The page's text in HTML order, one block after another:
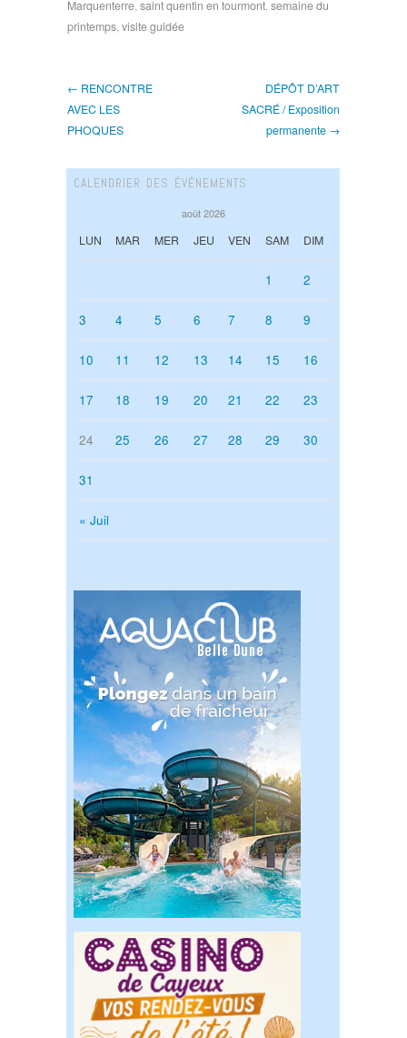
Marquenterre,saint quentin en tourmont,semaine du
printemps,visite guidée
← RENCONTRE
AVEC LES
PHOQUES
DÉPÔT D’ART
SACRÉ / Exposition
permanente →
CALENDRIER DES ÉVÉNEMENTS
août 2026
LUN MAR MER JEU VEN SAM DIM
« Juil
1 2
3 4 5 6 7 8 9
10 11 12 13 14 15 16
17 18 19 20 21 22 23
24 25 26 27 28 29 30
31